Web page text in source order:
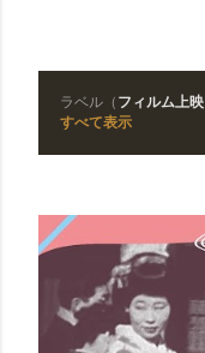
投
ラベル（ フィルム上映
すべて表示